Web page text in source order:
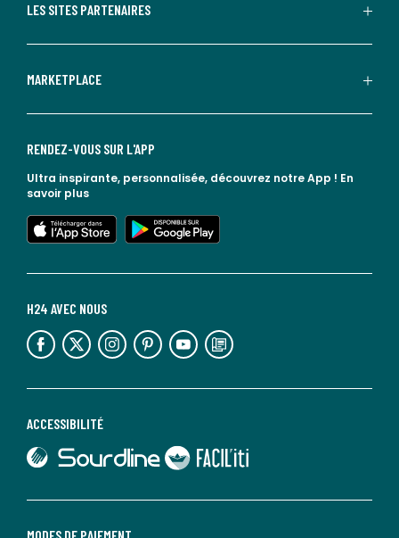
LES SITES PARTENAIRES
MARKETPLACE
ACCESSIBILITÉ
lien vers Sourdline
lien vers Faciliti
H24 AVEC NOUS
lien vers l'espace réseaux sociaux lien vers l'espace réseaux sociaux lien vers l'espace réseaux sociaux lien vers l'espace réseaux sociaux lien vers l'espace réseaux sociaux lien vers le blog la redoute
RENDEZ-VOUS SUR L'APP
Ultra inspirante, personnalisée, découvrez notre App ! En
savoir plus
lien vers l'app store
lien vers google play